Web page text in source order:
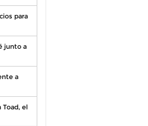
para
junto a
a
el